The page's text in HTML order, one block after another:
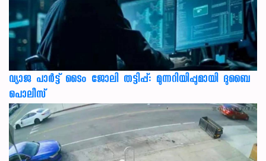
വ്യാജ പാർട്ട് ടൈം ജോലി തട്ടിപ്പ്: മുന്നറിയിപ്പുമായി ദുബൈ
പൊലീസ്